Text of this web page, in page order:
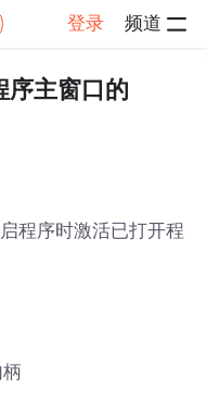
登录 频道
子详情
序主窗口的
程序时激活已打开程